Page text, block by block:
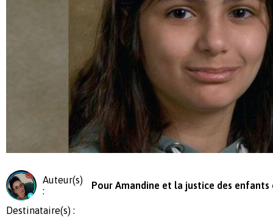
Auteur(s)
:
Pour Amandine et la justice des enfants
Destinataire(s) :